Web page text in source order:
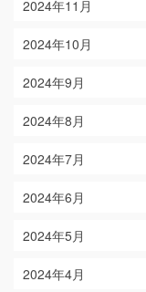
2024年11月
2024年10月
2024年9月
2024年8月
2024年7月
2024年6月
2024年5月
2024年4月